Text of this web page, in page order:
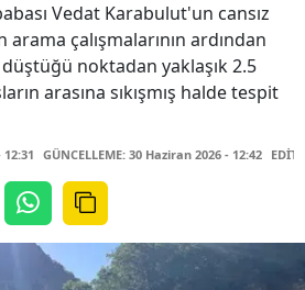
Vedat Karabulut'un cansız
çalışmalarının ardından
noktadan yaklaşık 2.5
arasına sıkışmış halde tespit
GÜNCELLEME: 30 Haziran 2026 - 12:42